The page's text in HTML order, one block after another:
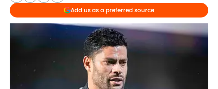
Add us as a preferred source